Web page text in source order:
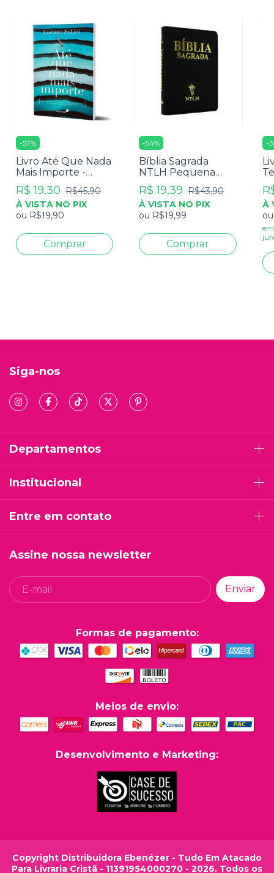
-57%
Livro Até Que Nada
Mais Importe -
Luciano Subirá
R$ 19,30 R$45,90
À VISTA NO PIX
ou R$19,90
-54%
Bíblia Sagrada
NTLH Pequena
Luxo Preta
R$ 19,39 R$43,90
À VISTA NO PIX
ou R$19,99
-
À
Siga-nos
Departamentos
Institucional
Entre em contato
Assine nossa newsletter
Formas de pagamento:
Meios de envio:
Desenvolvimento e Marketing:
Copyright Distribuidora Ebenézer - Tudo Em Atacado
Para Livraria Cristã - 11391954000270 - 2026. Todos os